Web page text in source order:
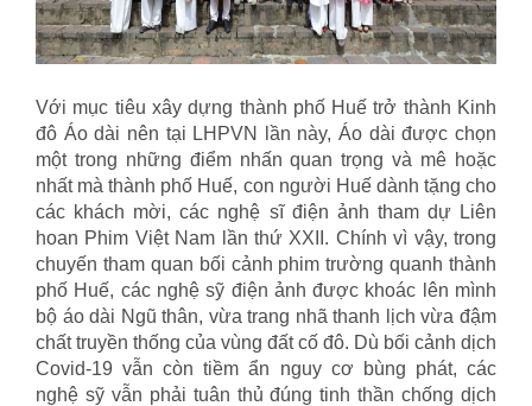
Với mục tiêu xây dựng thành phố Huế trở thành Kinh
đô Áo dài nên tại LHPVN lần này, Áo dài được chọn
một trong những điểm nhấn quan trọng và mê hoặc
nhất mà thành phố Huế, con người Huế dành tặng cho
các khách mời, các nghệ sĩ điện ảnh tham dự Liên
hoan Phim Việt Nam lần thứ XXII. Chính vì vậy, trong
chuyến tham quan bối cảnh phim trường quanh thành
phố Huế, các nghệ sỹ điện ảnh được khoác lên mình
bộ áo dài Ngũ thân, vừa trang nhã thanh lịch vừa đậm
chất truyền thống của vùng đất cố đô. Dù bối cảnh dịch
Covid-19 vẫn còn tiềm ẩn nguy cơ bùng phát, các
nghệ sỹ vẫn phải tuân thủ đúng tinh thần chống dịch